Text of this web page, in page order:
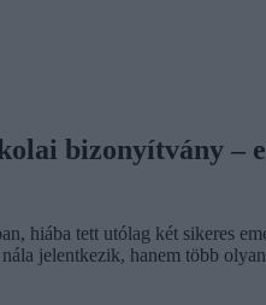
bizonyítvány –
hiába tett utólag két sikeres
jelentkezik, hanem több